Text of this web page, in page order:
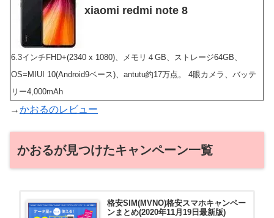
xiaomi redmi note 8
6.3インチFHD+(2340 x 1080)、メモリ４GB、ストレージ64GB、
OS=MIUI 10(Android9ベース)、antutu約17万点。 4眼カメラ、バッテ
リー4,000mAh
→かおるのレビュー
かおるが見つけたキャンペーン一覧
格安SIM(MVNO)格安スマホキャンペー
ンまとめ(2020年11月19日最新版)